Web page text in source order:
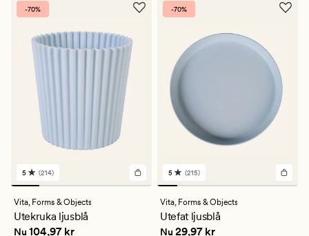
-70%
214
omdömen
med
ett
genomsnittligt
betyg
5 (214)
Vita, Forms & Objects
Utekruka ljusblå
Nuvarande pris
Nu 104,97 kr
-70%
215
omdömen
med
ett
genomsnittligt
betyg
5 (215)
Vita, Forms & Objects
Utefat ljusblå
Nuvarande pris
Nu 29,97 kr